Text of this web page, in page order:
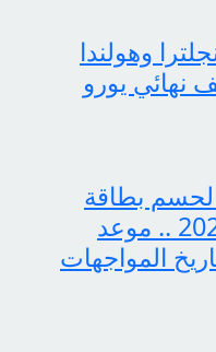
وهولندا
نهائي يورو
لحسم بطاقة
التأهل إلى نهائي يورو 2024 .. موعد
المواجهات